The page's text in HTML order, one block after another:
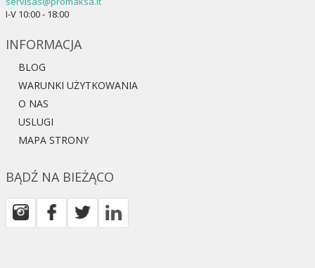
I-V 10:00 - 18:00
INFORMACJA
BLOG
WARUNKI UŻYTKOWANIA
O NAS
USLUGI
MAPA STRONY
BĄDŹ NA BIEŻĄCO